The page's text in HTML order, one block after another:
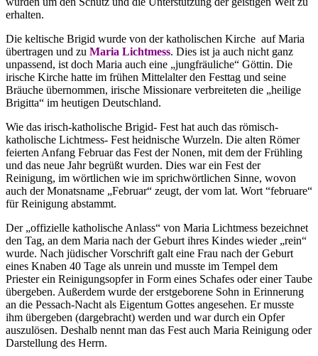
erhalten.
Die keltische Brigid wurde von der katholischen Kirche auf Maria
übertragen und zu Maria Lichtmess. Dies ist ja auch nicht ganz
unpassend, ist doch Maria auch eine „jungfräuliche“ Göttin. Die
irische Kirche hatte im frühen Mittelalter den Festtag und seine
Bräuche übernommen, irische Missionare verbreiteten die „heilige
Brigitta“ im heutigen Deutschland.
Wie das irisch-katholische Brigid- Fest hat auch das römisch-
katholische Lichtmess- Fest heidnische Wurzeln. Die alten Römer
feierten Anfang Februar das Fest der Nonen, mit dem der Frühling
und das neue Jahr begrüßt wurden. Dies war ein Fest der
Reinigung, im wörtlichen wie im sprichwörtlichen Sinne, wovon
auch der Monatsname „Februar“ zeugt, der vom lat. Wort “februare“
für Reinigung abstammt.
Der „offizielle katholische Anlass“ von Maria Lichtmess bezeichnet
den Tag, an dem Maria nach der Geburt ihres Kindes wieder „rein“
wurde. Nach jüdischer Vorschrift galt eine Frau nach der Geburt
eines Knaben 40 Tage als unrein und musste im Tempel dem
Priester ein Reinigungsopfer in Form eines Schafes oder einer Taube
übergeben. Außerdem wurde der erstgeborene Sohn in Erinnerung
an die Pessach-Nacht als Eigentum Gottes angesehen. Er musste
ihm übergeben (dargebracht) werden und war durch ein Opfer
auszulösen. Deshalb nennt man das Fest auch Maria Reinigung oder
Darstellung des Herrn.